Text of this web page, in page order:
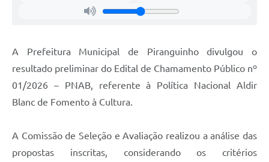
A Prefeitura Municipal de Piranguinho divulgou o
resultado preliminar do Edital de Chamamento Público nº
01/2026 – PNAB, referente à Política Nacional Aldir
Blanc de Fomento à Cultura.
A Comissão de Seleção e Avaliação realizou a análise das
propostas inscritas, considerando os critérios